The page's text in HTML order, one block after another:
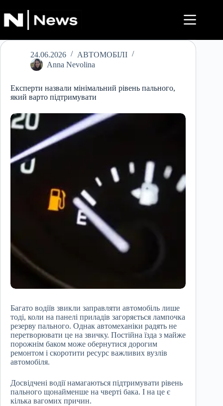
до
вмісту
24.06.2026
АВТОМОБІЛІ
Anna Nevolina
Експерти назвали мінімальний рівень пального,
який варто підтримувати
Багато водіїв звикли заправляти автомобіль лише
тоді, коли на панелі приладів загоряється лампочка
резерву пального. Однак автомеханіки радять не
перетворювати це на звичку. Постійна їзда з майже
порожнім баком може обернутися дорогим
ремонтом і скоротити ресурс важливих вузлів
автомобіля.
Досвідчені водії намагаються підтримувати рівень
пального щонайменше на чверті бака. І на це є
кілька вагомих причин.